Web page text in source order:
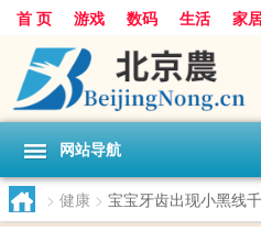
首 页 游戏 数码 生活 家
互联网
手机 购物
网站导航
> 健康 > 宝宝牙齿出现小黑线